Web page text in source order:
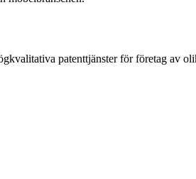
patenttjänster för företag av